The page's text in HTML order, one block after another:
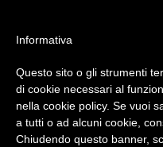
Informativa
Questo sito o gli strumenti
di cookie necessari al
nella cookie policy. Se vuoi
a tutti o ad alcuni cookie,
Chiudendo questo banner,